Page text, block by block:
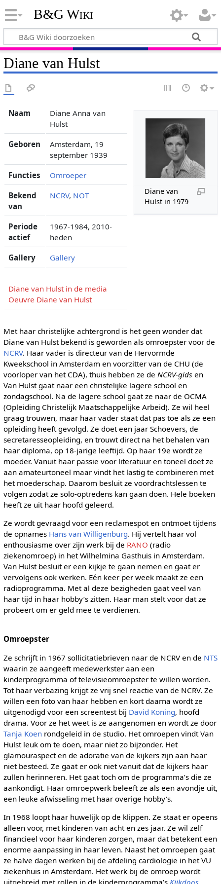
B&G Wiki
Diane van Hulst
Diane van
Hulst in 1979
Naam
Diane Anna van
Hulst
Geboren
Amsterdam, 19
september 1939
Functies Omroeper
Bekend
van
NCRV, NOT
Periode
actief
1967-1984, 2010-
heden
Gallery Gallery
Diane van Hulst in de media
Oeuvre Diane van Hulst
Met haar christelijke achtergrond is het geen wonder dat
Diane van Hulst bekend is geworden als omroepster voor de
NCRV. Haar vader is directeur van de Hervormde
Kweekschool in Amsterdam en voorzitter van de CHU (de
voorloper van het CDA), thuis hebben ze de NCRV-gids en
Van Hulst gaat naar een christelijke lagere school en
zondagschool. Na de lagere school gaat ze naar de OCMA
(Opleiding Christelijk Maatschappelijke Arbeid). Ze wil heel
graag trouwen, maar haar vader staat dat pas toe als ze een
opleiding heeft gevolgd. Ze doet een jaar Schoevers, de
secretaresseopleiding, en trouwt direct na het behalen van
haar diploma, op 18-jarige leeftijd. Op haar 19e wordt ze
moeder. Vanuit haar passie voor literatuur en toneel doet ze
aan amateurtoneel maar vindt het lastig te combineren met
het moederschap. Daarom besluit ze voordrachtslessen te
volgen zodat ze solo-optredens kan gaan doen. Hele boeken
heeft ze uit haar hoofd geleerd.
Ze wordt gevraagd voor een reclamespot en ontmoet tijdens
de opnames Hans van Willigenburg. Hij vertelt haar vol
enthousiasme over zijn werk bij de RANO (radio
ziekenomroep) in het Wilhelmina Gasthuis in Amsterdam.
Van Hulst besluit er een kijkje te gaan nemen en gaat er
vervolgens ook werken. Eén keer per week maakt ze een
radioprogramma. Met al deze bezigheden gaat veel van
haar tijd in haar hobby’s zitten. Haar man stelt voor dat ze
probeert om er geld mee te verdienen.
Omroepster
Ze schrijft in 1967 sollicitatiebrieven naar de NCRV en de NTS
waarin ze aangeeft medewerkster aan een
kinderprogramma of televisieomroepster te willen worden.
Tot haar verbazing krijgt ze vrij snel reactie van de NCRV. Ze
willen een foto van haar hebben en kort daarna wordt ze
uitgenodigd voor een screentest bij David Koning, hoofd
drama. Voor ze het weet is ze aangenomen en wordt ze door
Tanja Koenrondgeleid in de studio. Het omroepen vindt Van
Hulst leuk om te doen, maar niet zo bijzonder. Het
glamouraspect en de adoratie van de kijkers zijn aan haar
niet besteed. Ze gaat er ook niet vanuit dat de kijkers haar
zullen herinneren. Het gaat toch om de programma’s die ze
aankondigt. Haar omroepwerk beleeft ze als een avondje uit,
een leuke afwisseling met haar overige hobby’s.
In 1968 loopt haar huwelijk op de klippen. Ze staat er opeens
alleen voor, met kinderen van acht en zes jaar. Ze wil zelf
financieel voor haar kinderen zorgen, maar dat betekent een
enorme aanpassing in haar leven. Naast het omroepen gaat
ze halve dagen werken bij de afdeling cardiologie in het VU
ziekenhuis in Amsterdam. Het werk bij de omroep wordt
uitgebreid met rollen in de kinderprogramma’s Kijkdoos